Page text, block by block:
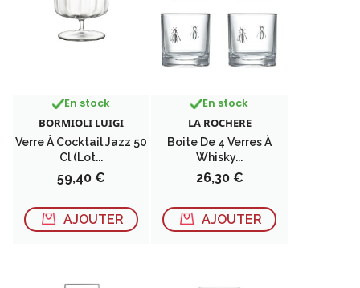
En stock
BORMIOLI LUIGI
Verre À Cocktail Jazz 50
Cl (lot...
Prix
59,40 €
AJOUTER
En stock
LA ROCHERE
Boite De 4 Verres À
Whisky...
Prix
26,30 €
AJOUTER